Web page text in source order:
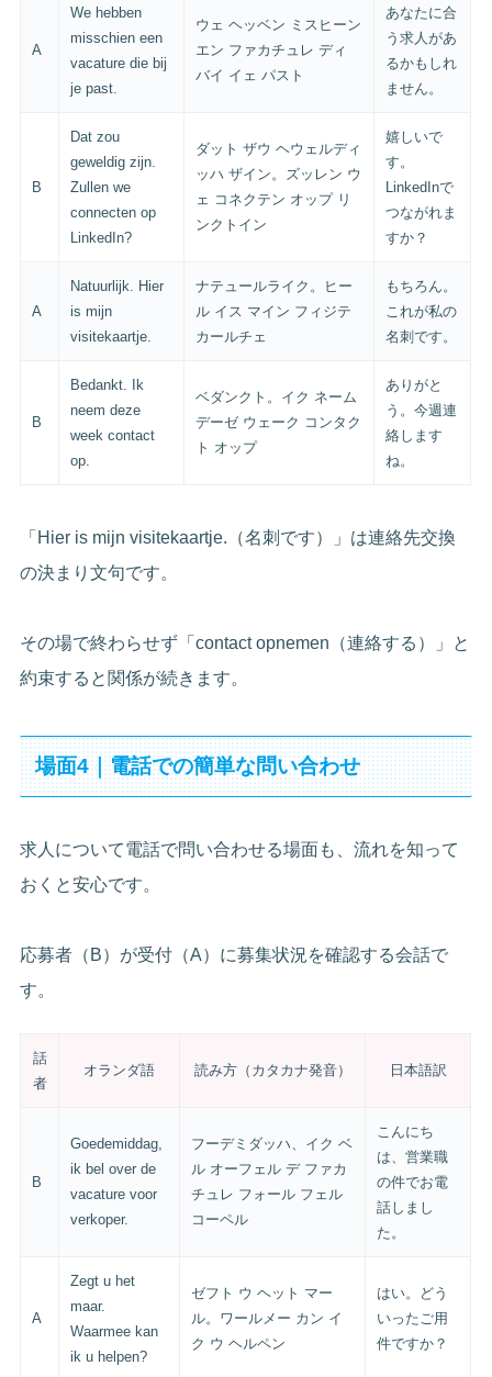
A
We hebben
misschien een
vacature die bij
je past.
ウェ ヘッベン ミスヒーン
エン ファカチュレ ディ
バイ イェ パスト
あなたに合
う求人があ
るかもしれ
ません。
B
Dat zou
geweldig zijn.
Zullen we
connecten op
LinkedIn?
ダット ザウ ヘウェルディ
ッハ ザイン。ズッレン ウ
ェ コネクテン オップ リ
ンクトイン
嬉しいで
す。
LinkedInで
つながれま
すか？
A
Natuurlijk. Hier
is mijn
visitekaartje.
ナテュールライク。ヒー
ル イス マイン フィジテ
カールチェ
もちろん。
これが私の
名刺です。
B
Bedankt. Ik
neem deze
week contact
op.
ベダンクト。イク ネーム
デーゼ ウェーク コンタク
ト オップ
ありがと
う。今週連
絡します
ね。
「Hier is mijn visitekaartje.（名刺です）」は連絡先交換
の決まり文句です。
その場で終わらせず「contact opnemen（連絡する）」と
約束すると関係が続きます。
場面4｜電話での簡単な問い合わせ
求人について電話で問い合わせる場面も、流れを知って
おくと安心です。
応募者（B）が受付（A）に募集状況を確認する会話で
す。
話
者
オランダ語 読み方（カタカナ発音） 日本語訳
B
Goedemiddag,
ik bel over de
vacature voor
verkoper.
フーデミダッハ、イク ベ
ル オーフェル デ ファカ
チュレ フォール フェル
コーペル
こんにち
は、営業職
の件でお電
話しまし
た。
A
Zegt u het
maar.
Waarmee kan
ik u helpen?
ゼフト ウ ヘット マー
ル。ワールメー カン イ
ク ウ ヘルペン
はい。どう
いったご用
件ですか？